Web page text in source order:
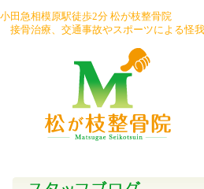
小田急相模原駅徒歩2分 松が枝整骨院
接骨治療、交通事故やスポーツによる怪